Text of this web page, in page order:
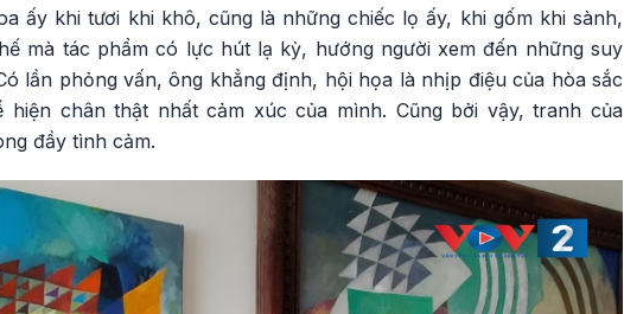
ấy khi tươi khi khô, cũng là những chiếc lọ ấy, khi gốm khi sành,
mà tác phẩm có lực hút lạ kỳ, hướng người xem đến những suy
lần phỏng vấn, ông khẳng định, hội họa là nhịp điệu của hòa sắc
chân thật nhất cảm xúc của mình. Cũng bởi vậy, tranh của
đầy tình cảm.